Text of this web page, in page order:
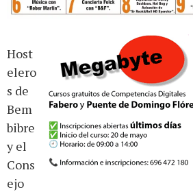
Host
elero
s de
Bem
bibre
y el
Cons
ejo